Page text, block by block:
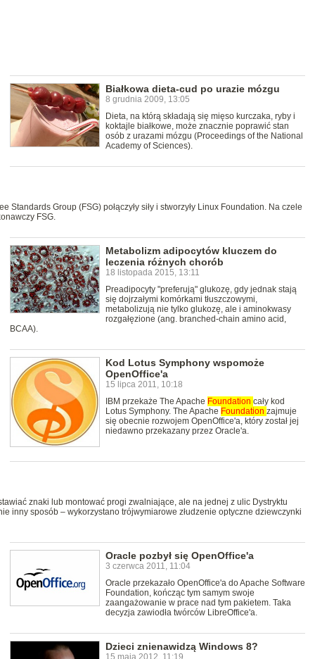
Białkowa dieta-cud po urazie mózgu
8 grudnia 2009, 13:05
Dieta, na którą składają się mięso kurczaka, ryby i
koktajle białkowe, może znacznie poprawić stan
osób z urazami mózgu (Proceedings of the National
Academy of Sciences).
Standards Group (FSG) połączyły siły i stworzyły Linux Foundation. Na czele
FSG.
Metabolizm adipocytów kluczem do
leczenia różnych chorób
18 listopada 2015, 13:11
Preadipocyty "preferują" glukozę, gdy jednak stają
się dojrzałymi komórkami tłuszczowymi,
metabolizują nie tylko glukozę, ale i aminokwasy
rozgałęzione (ang. branched-chain amino acid,
BCAA).
Kod Lotus Symphony wspomoże
OpenOffice'a
15 lipca 2011, 10:18
IBM przekaże The Apache Foundation cały kod
Lotus Symphony. The Apache Foundation zajmuje
się obecnie rozwojem OpenOffice'a, który został jej
niedawno przekazany przez Oracle'a.
znaki lub montować progi zwalniające, ale na jednej z ulic Dystryktu
inny sposób – wykorzystano trójwymiarowe złudzenie optyczne dziewczynki
Oracle pozbył się OpenOffice'a
3 czerwca 2011, 11:04
Oracle przekazało OpenOffice'a do Apache Software
Foundation, kończąc tym samym swoje
zaangażowanie w prace nad tym pakietem. Taka
decyzja zawiodła twórców LibreOffice'a.
Dzieci znienawidzą Windows 8?